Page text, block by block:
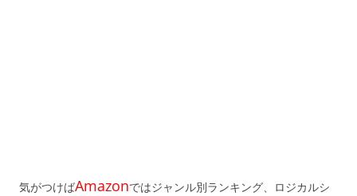
気がつけばAmazonではジャンル別ランキング、ロジカルシ